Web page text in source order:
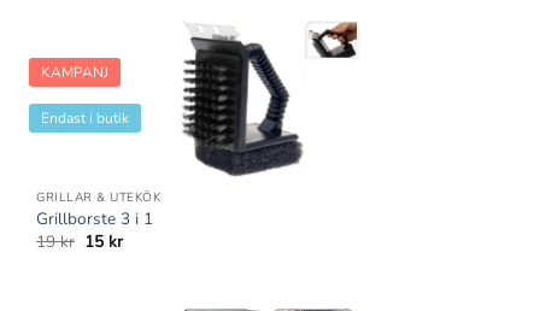
KAMPANJ
Endast i butik
GRILLAR & UTEKÖK
Grillborste 3 i 1
19kr Det
15 krDet